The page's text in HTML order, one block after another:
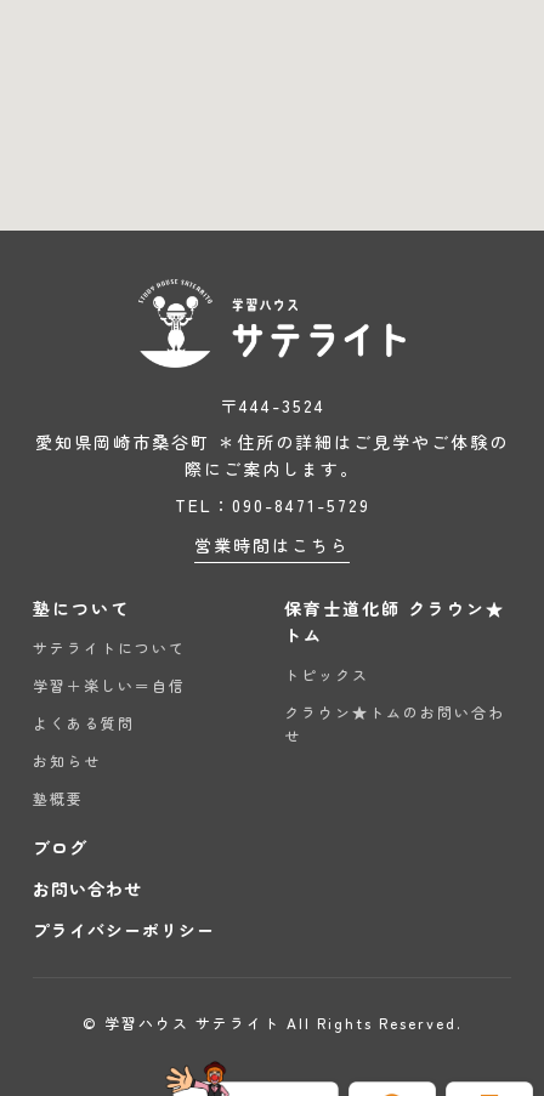
〒444-3524
愛知県岡崎市桑谷町 ＊住所の詳細はご見学やご体験の
際にご案内します。
TEL：090-8471-5729
営業時間はこちら
塾について
サテライトについて
学習＋楽しい＝自信
よくある質問
お知らせ
塾概要
保育士道化師 クラウン★
トム
トピックス
クラウン★トムのお問い合わ
せ
ブログ
お問い合わせ
プライバシーポリシー
© 学習ハウス サテライト All Rights Reserved.